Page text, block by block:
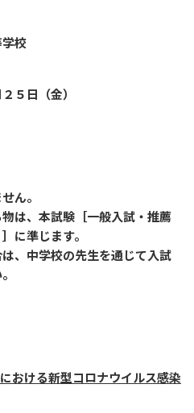
校
５日（金）
ん。
は、本試験［一般入試・推薦
に準じます。
、中学校の先生を通じて入試
おける新型コロナウイルス感染